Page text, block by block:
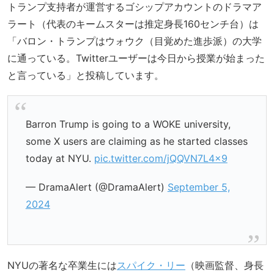
トランプ支持者が運営するゴシップアカウントのドラマア
ラート（代表のキームスターは推定身長160センチ台）は
「バロン・トランプはウォウク（目覚めた進歩派）の大学
に通っている。Twitterユーザーは今日から授業が始まった
と言っている」と投稿しています。
Barron Trump is going to a WOKE university,
some X users are claiming as he started classes
today at NYU. pic.twitter.com/jQQVN7L4x9
— DramaAlert (@DramaAlert) September 5,
2024
NYUの著名な卒業生にはスパイク・リー （映画監督、身長